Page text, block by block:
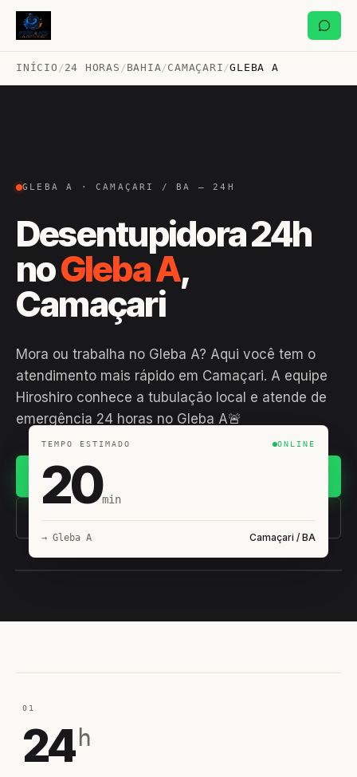
INÍCIO /24 HORAS /BAHIA/CAMAÇARI /GLEBA A
GLEBA A · CAMAÇARI / BA — 24H
Desentupidora 24h
noGleba A,
Camaçari
Mora ou trabalha no Gleba A? Aqui você tem o
atendimento mais rápido em Camaçari. A equipe
Hiroshiro conhece a tubulação local e atende de
emergência 24 horas no Gleba A🚨
(11) 93407-8838
TEMPO ESTIMADO ONLINE
20min
→ Gleba A Camaçari / BA
01
24 h